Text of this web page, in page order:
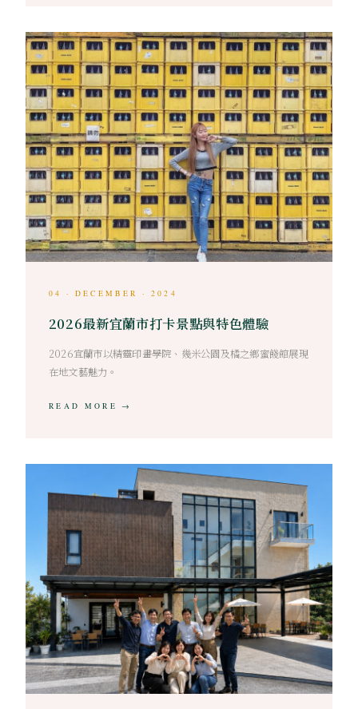
04 · DECEMBER · 2024
2026最新宜蘭市打卡景點與特色體驗
2026宜蘭市以精靈印畫學院、幾米公園及橘之鄉蜜餞館展現
在地文藝魅力。
READ MORE →